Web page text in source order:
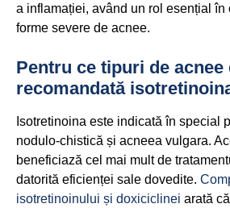
a inflamației, având un rol esențial în
forme severe de acnee.
Pentru ce tipuri de acnee
recomandată
Isotretinoina este indicată în special
nodulo-chistică și acneea vulgara.
beneficiază cel mai mult de
datorită eficienței sale dovedite.
isotretinoinului și doxiciclinei arată